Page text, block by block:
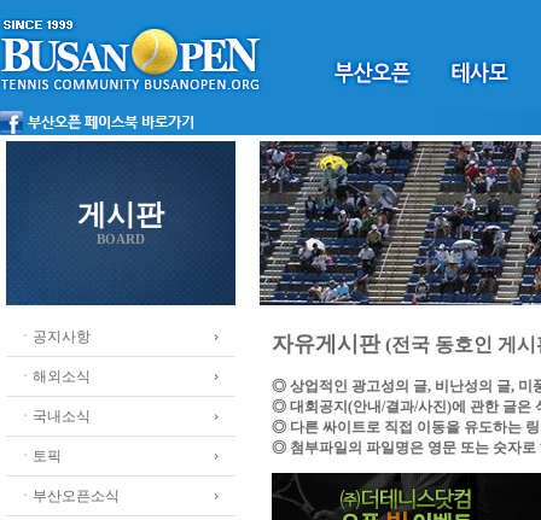
게시판
BOARD
ㆍ공지사항
ㆍ해외소식
ㆍ국내소식
ㆍ토픽
ㆍ부산오픈소식
자유게시판(전국 동호인 게시
◎ 상업적인 광고성의 글, 비난성의 글, 미
◎ 대회공지(안내/결과/사진)에 관한 글은
◎ 다른 싸이트로 직접 이동을 유도하는
◎ 첨부파일의 파일명은 영문 또는 숫자로